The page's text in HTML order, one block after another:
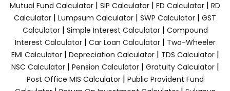
Mutual Fund Calculator | SIP Calculator | FD Calculator | RD
Calculator | Lumpsum Calculator | SWP Calculator | GST
Calculator| Simple Interest Calculator| Compound
Interest Calculator| Car Loan Calculator| Two-Wheeler
EMI Calculator| Depreciation Calculator| TDS Calculator|
NSC Calculator| Pension Calculator| Gratuity Calculator|
Post Office MIS Calculator| Public Provident Fund